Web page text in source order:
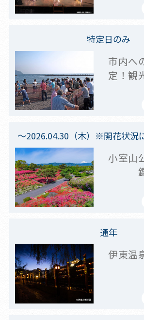
特定日のみ
市内へ
定！観
～2026.04.30（木）※開花状況
小室山
通年
伊東温